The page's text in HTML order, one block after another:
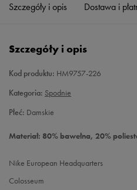
Szczegóły i opis Dostawa i
Szczegóły i opis
Kod produktu: HM9757-226
Kategoria: Spodnie
Płeć: Damskie
Materiał: 80% bawełna, 20%
Nike European Headquarters
Colosseum